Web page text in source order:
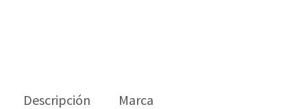
Descripción
Marca